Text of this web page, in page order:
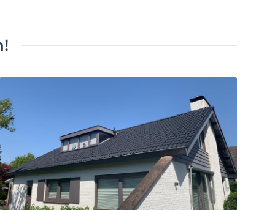
Bekijk project